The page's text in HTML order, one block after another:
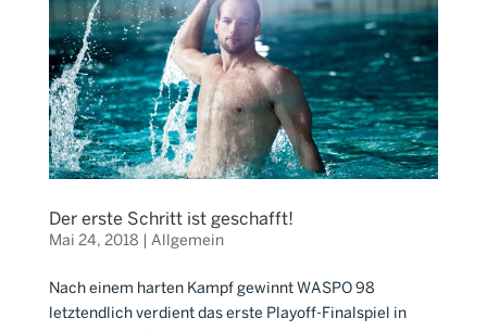
Der erste Schritt ist geschafft!
Mai 24, 2018 Allgemein
Nach einem harten Kampf gewinnt WASPO 98
letztendlich verdient das erste Playoff-Finalspiel in